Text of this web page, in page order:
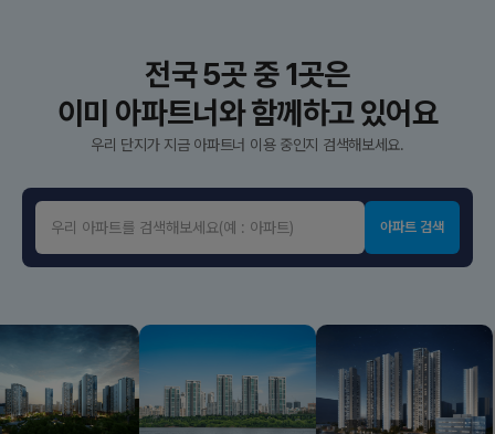
전국 5곳 중 1곳은
이미 아파트너와 함께하고 있어요
우리 단지가 지금 아파트너 이용 중인지 검색해보세요.
아파트 검색